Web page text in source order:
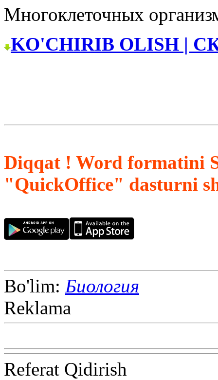
Многоклеточных
KO'CHIRIB OLISH |
Diqqat ! Word formatini
"QuickOffice" dasturni
Bo'lim: Биология
Reklama
Referat Qidirish